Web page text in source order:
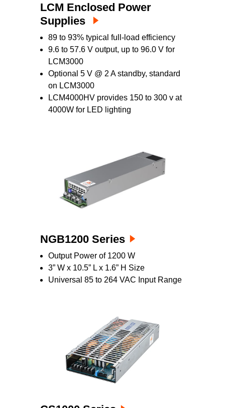
LCM Enclosed Power
Supplies
89 to 93% typical full-load efficiency
9.6 to 57.6 V output, up to 96.0 V for
LCM3000
Optional 5 V @ 2 A standby, standard
on LCM3000
LCM4000HV provides 150 to 300 v at
4000W for LED lighting
NGB1200 Series
Output Power of 1200 W
3” W x 10.5” L x 1.6” H Size
Universal 85 to 264 VAC Input Range